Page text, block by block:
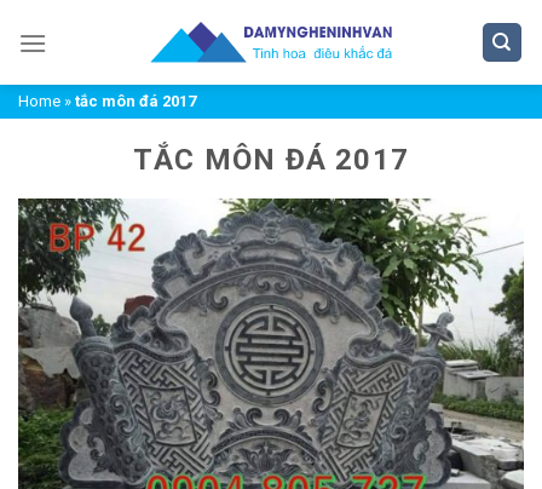
đến
dungHome » tắc môn đá 2017
TẮC MÔN ĐÁ 2017